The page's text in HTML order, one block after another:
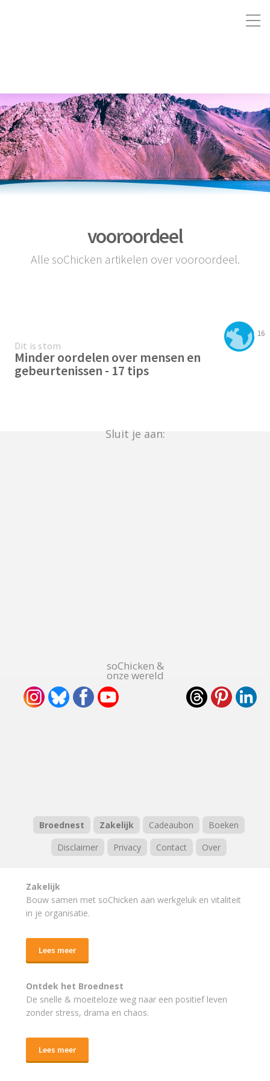
vooroordeel
Alle soChicken artikelen over vooroordeel.
16
Dit is stom
Minder oordelen over mensen en
gebeurtenissen - 17 tips
Sluit je aan:
soChicken &
onze wereld
Broednest Zakelijk Cadeaubon
Boeken
Disclaimer
Privacy Contact Over
Zakelijk
Bouw samen met soChicken aan werkgeluk en vitaliteit
in je organisatie.
Lees meer
Ontdek het Broednest
De snelle & moeiteloze weg naar een positief leven
zonder stress, drama en chaos.
Lees meer